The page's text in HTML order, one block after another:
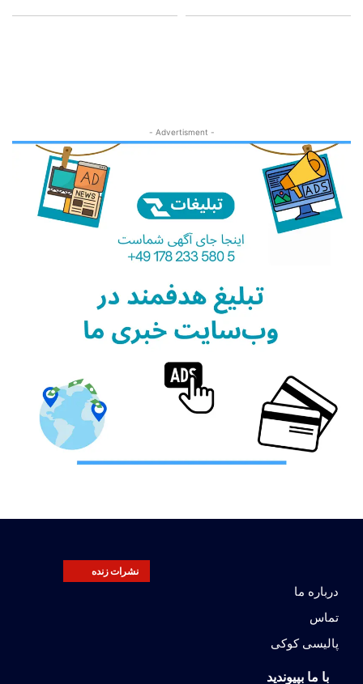
- Advertisment -
نشرات زنده
درباره ما
تماس
پالیسی کوکی
با ما بپیوندید